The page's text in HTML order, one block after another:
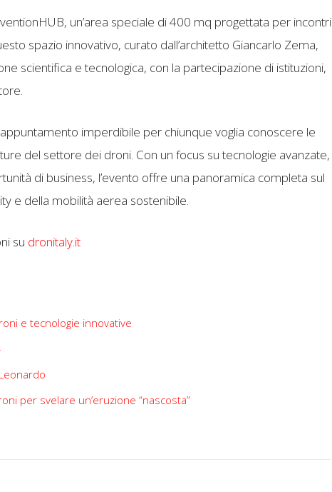
un’area speciale di 400 mq progettata per incontri
spazio innovativo, curato dall’architetto Giancarlo Zema,
scientifica e tecnologica, con la partecipazione di istituzioni,
imperdibile per chiunque voglia conoscere le
del settore dei droni. Con un focus su tecnologie avanzate,
di business, l’evento offre una panoramica completa sul
e della mobilità aerea sostenibile.
su dronitaly.it
e tecnologie innovative
per svelare un’eruzione “nascosta”